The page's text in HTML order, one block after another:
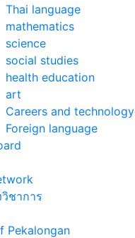
Thai language
mathematics
science
social studies
health education
art
Careers and technology
Foreign language
ชาการ
Pekalongan